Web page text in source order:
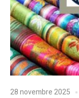
28 novembre 2025